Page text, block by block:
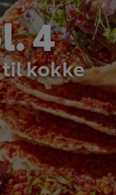
4
kokke